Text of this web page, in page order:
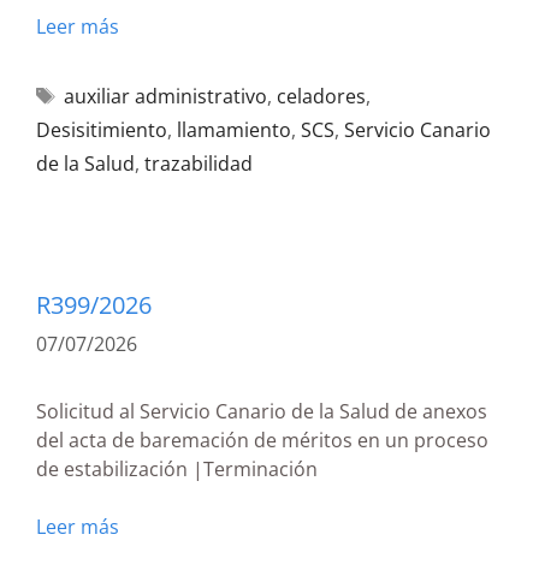
Leer más
auxiliar administrativo, celadores,
Desisitimiento, llamamiento, SCS, Servicio Canario
de la Salud, trazabilidad
R399/2026
07/07/2026
Solicitud al Servicio Canario de la Salud de anexos
del acta de baremación de méritos en un proceso
de estabilización |Terminación
Leer más